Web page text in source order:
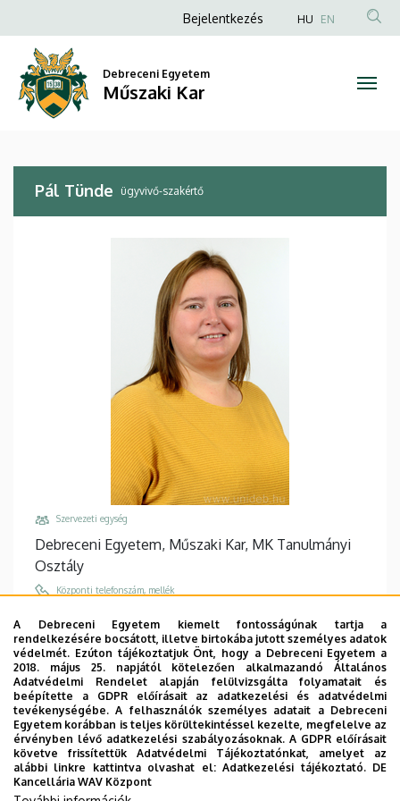
Tünde
Műszaki
Kar
a
tartalomra
Anonim
fiók
menüje
Bejelentkezés HU EN
Debreceni Egyetem
Műszaki Kar
Pál Tünde ügyvivő-szakértő
Szervezeti egység
Debreceni Egyetem, Műszaki Kar, MK Tanulmányi
Osztály
Központi telefonszám, mellék
Email
tundi@eng.unideb.hu
Cím
4028 Debrecen Ótemető utca 2-4
Épület, emelet, ajtó
Műszaki Kar "B" épület, földszint, B0.14
(Tanulmányi Osztály)
A Debreceni Egyetem kiemelt fontosságúnak tartja a
rendelkezésére bocsátott, illetve birtokába jutott személyes adatok
védelmét. Ezúton tájékoztatjuk Önt, hogy a Debreceni Egyetem a
2018. május 25. napjától kötelezően alkalmazandó Általános
Adatvédelmi Rendelet alapján felülvizsgálta folyamatait és
beépítette a GDPR előírásait az adatkezelési és adatvédelmi
tevékenységébe. A felhasználók személyes adatait a Debreceni
Egyetem korábban is teljes körültekintéssel kezelte, megfelelve az
érvényben lévő adatkezelési szabályozásoknak. A GDPR előírásait
követve frissítettük Adatvédelmi Tájékoztatónkat, amelyet az
alábbi linkre kattintva olvashat el:Adatkezelési tájékoztató. DE
Kancellária WAV Központ